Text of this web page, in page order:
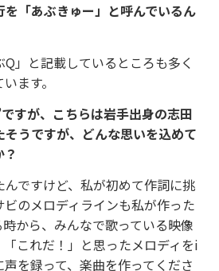
「あぶきゅー」と呼んでいるん
」と記載しているところも多く
ます。
すが、こちらは岩手出身の志田
そうですが、どんな思いを込めて
ですけど、私が初めて作詞に挑
のメロディラインも私が作った
から、みんなで歌っている映像
これだ！」と思ったメロディをi
を録って、楽曲を作ってくださ